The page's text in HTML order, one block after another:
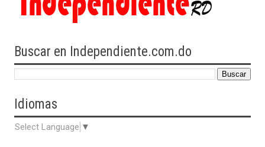
Buscar en Independiente.com.do
Idiomas
Select Language ▼